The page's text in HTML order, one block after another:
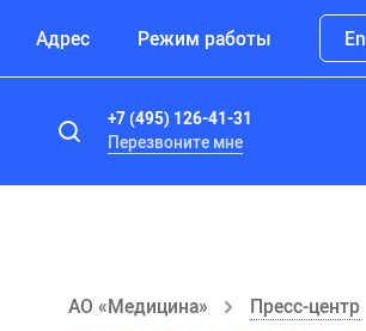
Адрес Режим работы En
+7 (495) 126-41-31
Перезвоните мне
АО «Медицина» Пресс-центр